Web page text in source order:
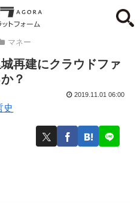
マネー
再建にクラウドファ
？
史
2019.11.01 06:00